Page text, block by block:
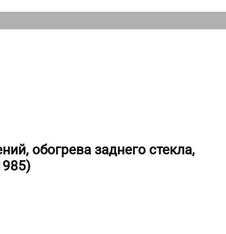
обогрева заднего стекла,